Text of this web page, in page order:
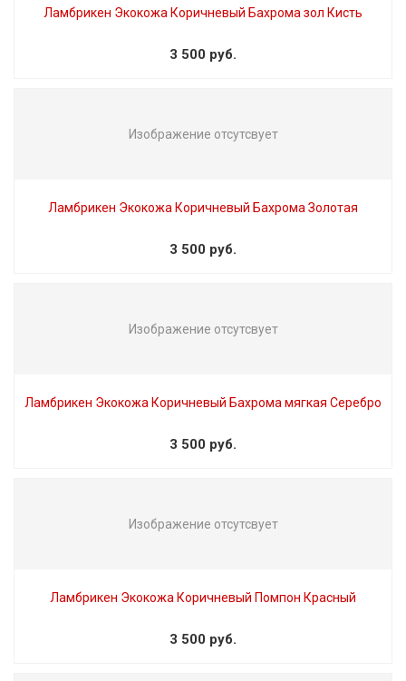
Ламбрикен Экокожа Коричневый Бахрома зол Кисть
3 500 руб.
Изображение отсутсвует
Ламбрикен Экокожа Коричневый Бахрома Золотая
3 500 руб.
Изображение отсутсвует
Ламбрикен Экокожа Коричневый Бахрома мягкая Серебро
3 500 руб.
Изображение отсутсвует
Ламбрикен Экокожа Коричневый Помпон Красный
3 500 руб.